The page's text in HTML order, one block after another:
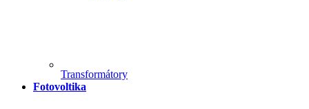
Transformátory
Fotovoltika